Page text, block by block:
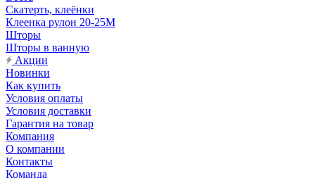
Скатерть, клеёнки
Клеенка рулон 20-25М
Шторы
Шторы в ванную
Акции
Новинки
Как купить
Условия оплаты
Условия доставки
Гарантия на товар
Компания
О компании
Контакты
Команда